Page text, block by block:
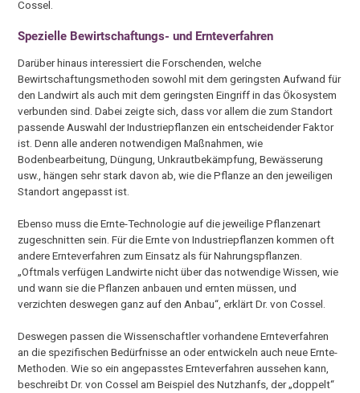
Cossel.
Spezielle Bewirtschaftungs- und Ernteverfahren
Darüber hinaus interessiert die Forschenden, welche
Bewirtschaftungsmethoden sowohl mit dem geringsten Aufwand für
den Landwirt als auch mit dem geringsten Eingriff in das Ökosystem
verbunden sind. Dabei zeigte sich, dass vor allem die zum Standort
passende Auswahl der Industriepflanzen ein entscheidender Faktor
ist. Denn alle anderen notwendigen Maßnahmen, wie
Bodenbearbeitung, Düngung, Unkrautbekämpfung, Bewässerung
usw., hängen sehr stark davon ab, wie die Pflanze an den jeweiligen
Standort angepasst ist.
Ebenso muss die Ernte-Technologie auf die jeweilige Pflanzenart
zugeschnitten sein. Für die Ernte von Industriepflanzen kommen oft
andere Ernteverfahren zum Einsatz als für Nahrungspflanzen.
„Oftmals verfügen Landwirte nicht über das notwendige Wissen, wie
und wann sie die Pflanzen anbauen und ernten müssen, und
verzichten deswegen ganz auf den Anbau“, erklärt Dr. von Cossel.
Deswegen passen die Wissenschaftler vorhandene Ernteverfahren
an die spezifischen Bedürfnisse an oder entwickeln auch neue Ernte-
Methoden. Wie so ein angepasstes Ernteverfahren aussehen kann,
beschreibt Dr. von Cossel am Beispiel des Nutzhanfs, der „doppelt“